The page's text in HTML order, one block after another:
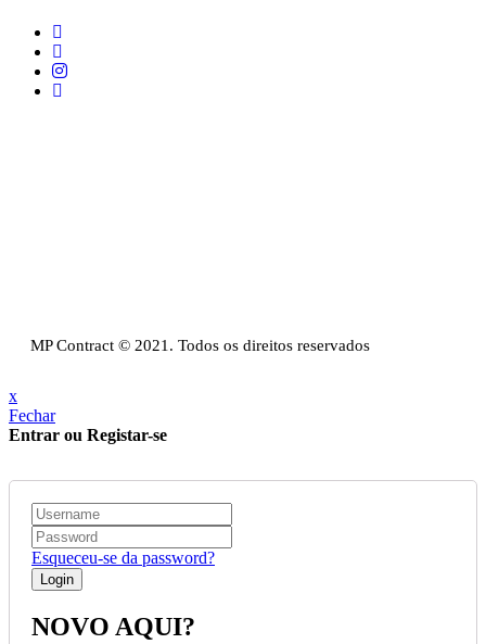
MP Contract © 2021. Todos os direitos reservados
x
Fechar
Entrar ou Registar-se
Esqueceu-se da password?
NOVO AQUI?